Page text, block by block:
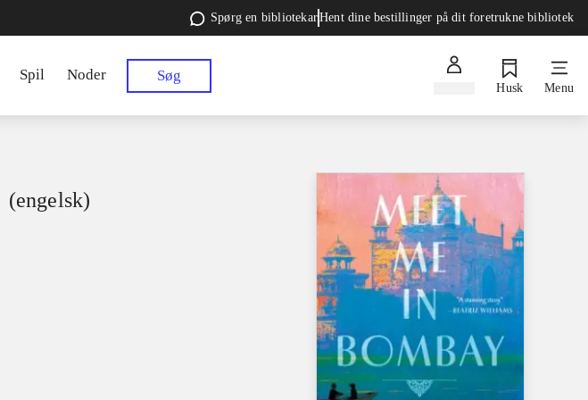
Spørg en bibliotekarHent dine bestillinger på dit foretrukne bibliotek
Spil Noder Søg
Husk Menu
(engelsk)